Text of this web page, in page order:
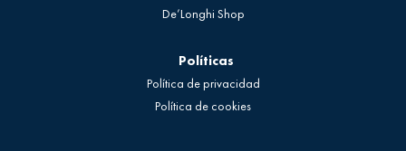
De’Longhi Shop
Políticas
Política de privacidad
Política de cookies